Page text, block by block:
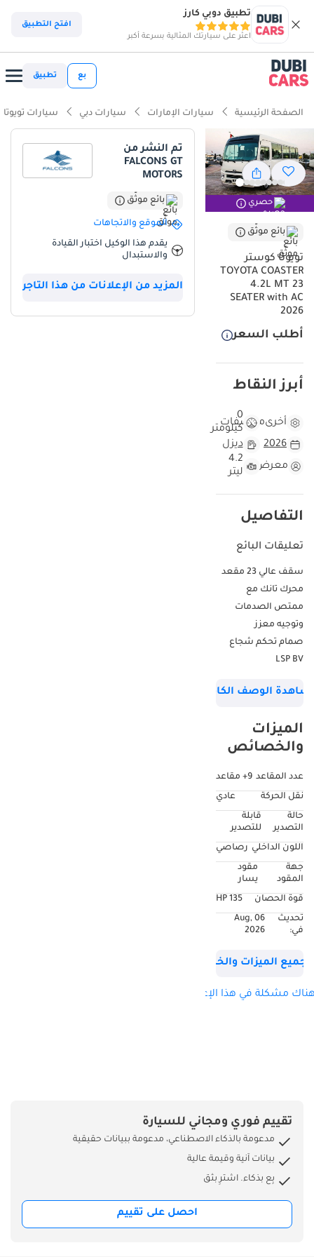
تطبيق دوبي كارز
اعثر على سيارتك المثالية بسرعة أكبر
افتح التطبيق
بع تطبيق
الصفحة الرئيسية سيارات الإمارات سيارات دبي سيارات تويوتا
حصري
بائع موثّق
تويوتا كوستر
TOYOTA COASTER
4.2L MT 23
SEATER with AC
2026
أطلب السعر
أبرز النقاط
أخرىمواصفات
0
كيلومتر
2026
ديزل
معرض
4.2
ليتر
التفاصيل
تعليقات البائع
سقف عالي 23 مقعد
محرك تانك مع
ممتص الصدمات
وتوجيه معزز
صمام تحكم شجاع
LSP BV
بفتحة واحدة
مرآة داخلية للرؤية
الخلفية
مكيف هواء يدوي
واقي الشمس
سنوركل
كرسي السائق قابل
عداد تاخوغراف
بالكيلومتر/ساعة
راديو AM/FM/CD 4
زجاج أمامي أخضر
ABS ووسادة هوائية
للراكب الأمامي
جهاز تنبيه خارجي
خلفي
معوض ارتفاع عالي
سجادة أرضية من
الفينيل بنقشة حبوب
الوصف الكامل
الميزات
والخصائص
عدد المقاعد 9+ مقاعد
نقل الحركة
عادي
حالة
التصدير
قابلة
للتصدير
اللون الداخلي رصاصي
جهة
المقود
مقود
يسار
قوة الحصان
135 HP
تحديث
في:
06 Aug,
2026
جميع الميزات والخصائص
مشكلة في هذا الإعلان؟
تم النشر من
FALCONS GT
MOTORS
بائع موثّق
الموقع والاتجاهات
يقدم هذا الوكيل اختبار القيادة
والاستبدال
المزيد من الإعلانات من هذا التاجر
تقييم فوري ومجاني للسيارة
مدعومة بالذكاء الاصطناعي، مدعومة ببيانات حقيقية
بيانات آنية وقيمة عالية
بِع بذكاء. اشترِ بثق
احصل على تقييم